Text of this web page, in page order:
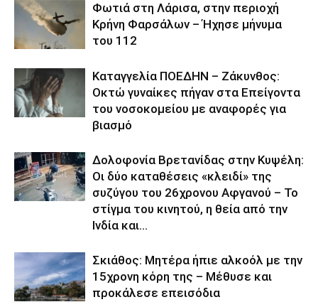
Φωτιά στη Λάρισα, στην περιοχή
Κρήνη Φαρσάλων – Ήχησε μήνυμα
του 112
Καταγγελία ΠΟΕΔΗΝ – Ζάκυνθος:
Οκτώ γυναίκες πήγαν στα Επείγοντα
του νοσοκομείου με αναφορές για
βιασμό
Δολοφονία Βρετανίδας στην Κυψέλη:
Οι δύο καταθέσεις «κλειδί» της
συζύγου του 26χρονου Αφγανού – Το
στίγμα του κινητού, η θεία από την
Ινδία και...
Σκιάθος: Μητέρα ήπιε αλκοόλ με την
15χρονη κόρη της – Μέθυσε και
προκάλεσε επεισόδια